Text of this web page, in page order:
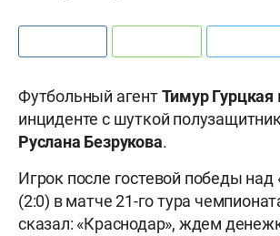
Футбольный агентТимур Гурцкая
инциденте с шуткой
Руслана Безрукова.
Игрок после гостевой победы над
(2:0) в матче 21-го тура
сказал: «Краснодар», ждем